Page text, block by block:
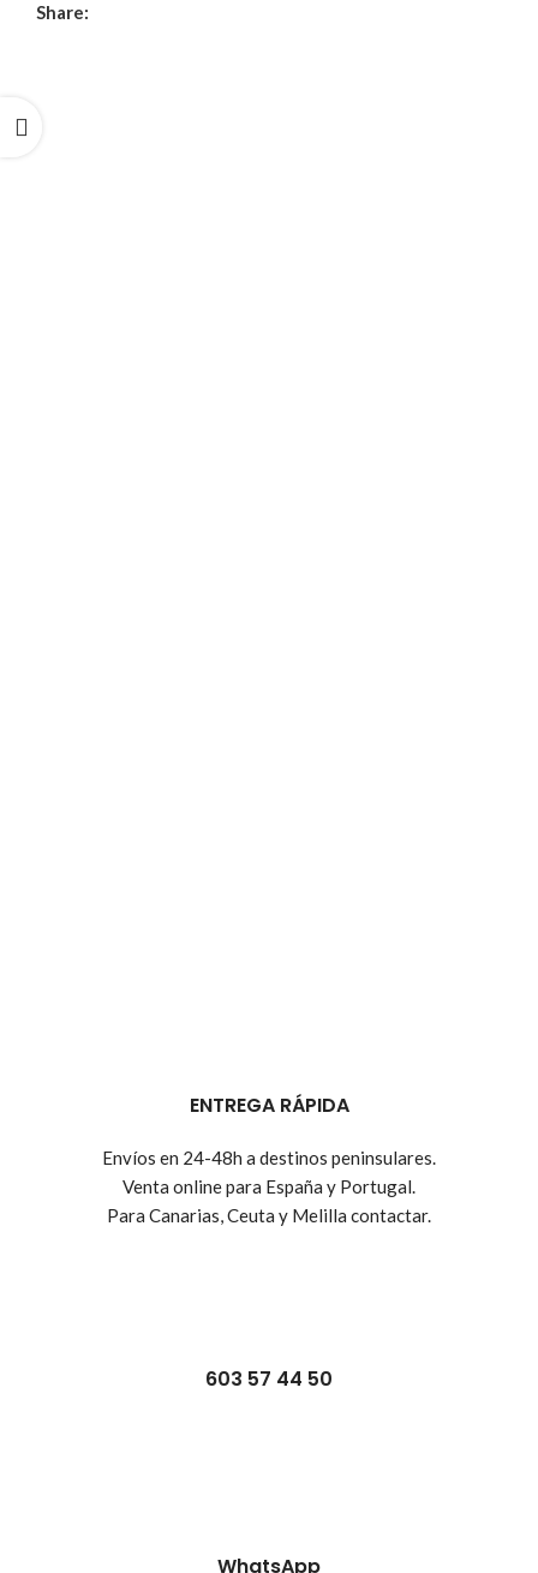
Share:
ENTREGA RÁPIDA
Envíos en 24-48h a destinos peninsulares.
Venta online para España y Portugal.
Para Canarias, Ceuta y Melilla contactar.
603 57 44 50
WhatsApp